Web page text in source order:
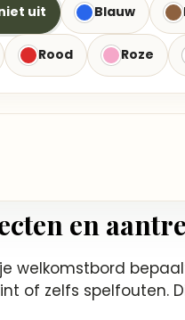
uit Blauw
Rood Roze
en
welkomstbord
of zelfs spelfouten.